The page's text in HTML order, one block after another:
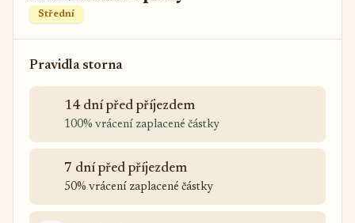
Střední
Pravidla storna
14 dní před příjezdem
100% vrácení zaplacené částky
7 dní před příjezdem
50% vrácení zaplacené částky